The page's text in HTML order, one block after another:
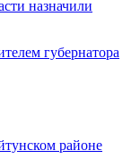
назначили
губернатора
районе